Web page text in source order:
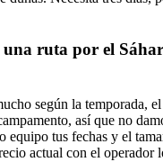
ruta por el
según la temporada,
así que no
equipo tus fechas y el
actual con el operador